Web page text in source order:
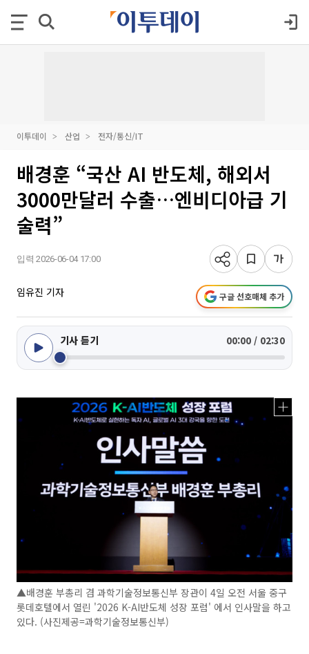
이투데이 산업 전자/통신/IT
배경훈 “국산 AI 반도체, 해외서
3000만달러 수출…엔비디아급 기
술력”
입력 2026-06-04 17:00
임유진 기자 구글 선호매체 추가
기사 듣기 00:00 / 02:30
▲배경훈 부총리 겸 과학기술정보통신부 장관이 4일 오전 서울 중구
롯데호텔에서 열린 '2026 K-AI반도체 성장 포럼' 에서 인사말을 하고
있다. (사진제공=과학기술정보통신부)